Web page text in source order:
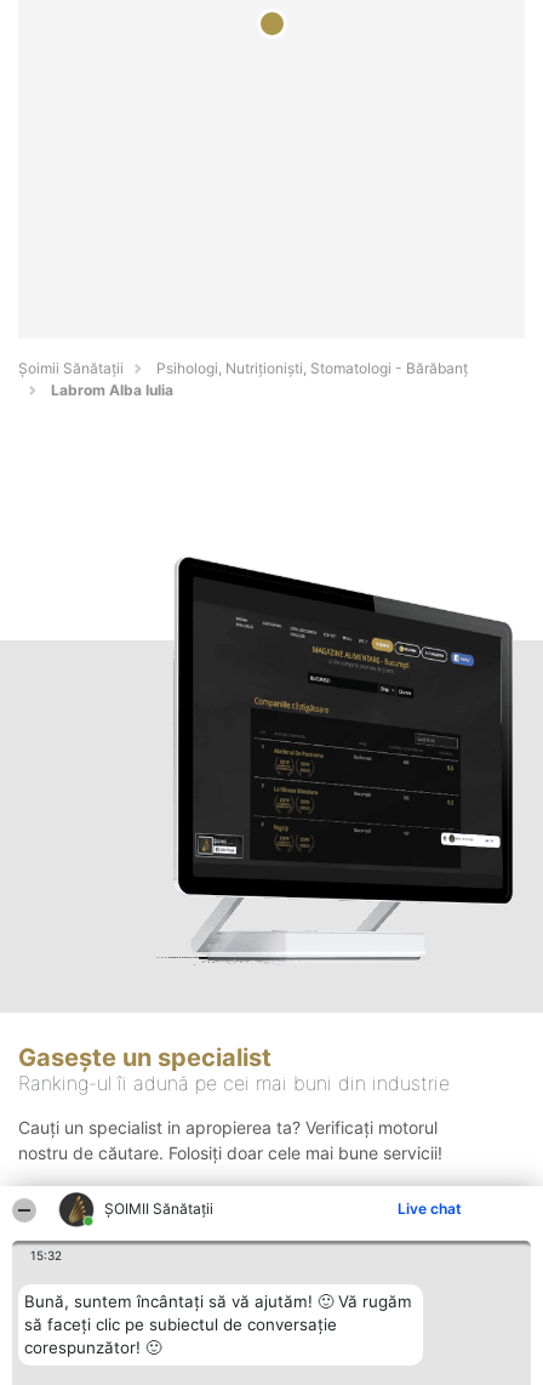
ŞOIMII Sănătații Live chat
15:32
Bună, suntem încântați să vă ajutăm! 🙂 Vă rugăm
să faceți clic pe subiectul de conversație
corespunzător! 🙂
Şoimii Sănătații
Psihologi, Nutriționiști, Stomatologi - Bărăbanţ
Labrom Alba Iulia
Gasește un specialist
Ranking-ul îi adună pe cei mai buni din industrie
Cauți un specialist in apropierea ta? Verificați motorul
nostru de căutare. Folosiți doar cele mai bune servicii!